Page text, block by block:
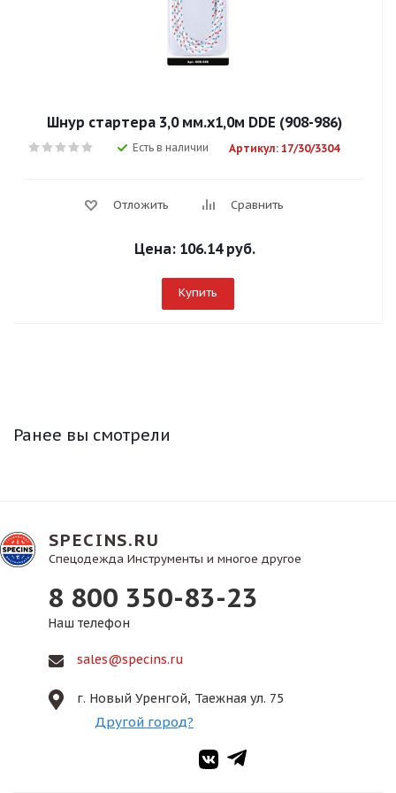
Шнур стартера 3,0 мм.х1,0м DDE (908-986)
Есть в наличии Артикул: 17/30/3304
Отложить Сравнить
Цена: 106.14 руб.
Купить
Ранее вы смотрели
SPECINS.RU
Спецодежда Инструменты и многое другое
8 800 350-83-23
Наш телефон
sales@specins.ru
г. Новый Уренгой, Таежная ул. 75
Другой город?